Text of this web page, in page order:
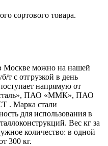
сортового товара.
Москве можно на нашей
т с отгрузкой в день
напрямую от
ПАО «ММК», ПАО
. Марка стали
для использования в
Вес кг за
количество: в одной
300 кг.